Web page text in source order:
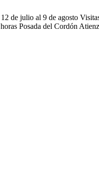
de julio al 9 de agosto
Posada del Cordón